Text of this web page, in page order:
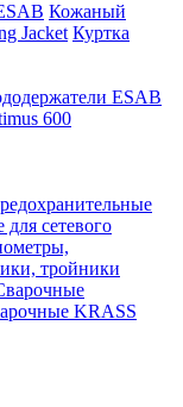
Кожаный
Jacket Куртка
ESAB
600
сетевого
тройники
KRASS